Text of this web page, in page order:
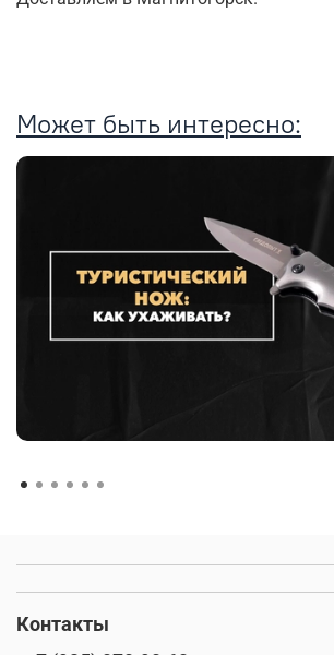
Может быть интересно:
Контакты